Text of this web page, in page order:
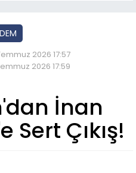
2026 17:57
2026 17:59
İnan
Sert Çıkış!